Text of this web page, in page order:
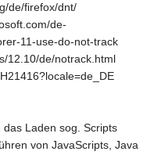
de/firefox/dnt/
de-
11-use-do-not-track
12.10/de/notrack.html
Laden sog. Scripts
von JavaScripts, Java